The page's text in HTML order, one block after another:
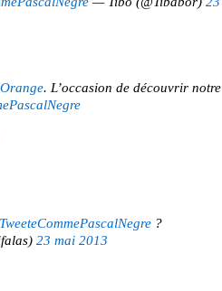
. L’occasion de découvrir notre
?
23 mai 2013